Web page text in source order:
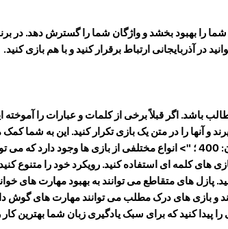
در آذربایجانی ارتباط برقرار کنید و با هم بازی کنید.
باشد. اگر قبلاً برخی از کلمات و عبارات را آموخته
و آنها را در متن یک بازی تکرار کنید. این به شما
کلمات و عبارات را بهتر به خاطر بسپارید و درک کنید. وزن: 400 ؛ "> انواع مختلفی از بازی ها وجود
های کلمه ای استفاده کنید. رویکرد خود را متنوع
پازل های متقاطع می توانند به بهبود مهارت های
و بازی های درک مطلب می توانند مهارت های گوش
پیدا کنید که برای سبک یادگیری زبان شما بهترین